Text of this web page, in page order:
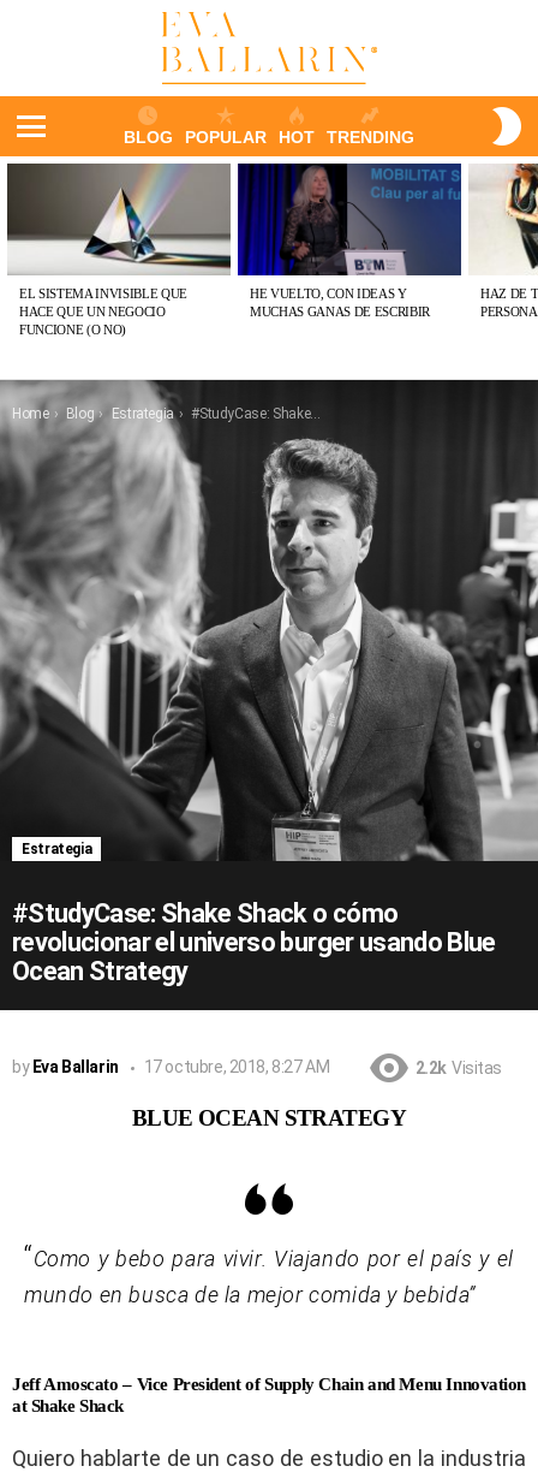
BLOG POPULAR HOT TRENDING
PUBLICACIONES
EL SISTEMA INVISIBLE QUE
HACE QUE UN NEGOCIO
FUNCIONE (O NO)
HE VUELTO, CON IDEAS Y
MUCHAS GANAS DE ESCRIBIR
HAZ DE
You are here:
Home Blog Estrategia #StudyCase: Shake Shack o cómo revolucionar el universo burger usando Blue Ocean Strategy
Estrategia
#StudyCase: Shake Shack o cómo
revolucionar el universo burger usando Blue
Ocean Strategy
by Eva Ballarin 17 octubre, 2018, 8:27 AM 2.2k Visitas
BLUE OCEAN STRATEGY
“Como y bebo para vivir. Viajando por el país y el
mundo en busca de la mejor comida y bebida”
Jeff Amoscato – Vice President of Supply Chain and Menu Innovation
at Shake Shack
Quiero hablarte de un caso de estudio en la industria